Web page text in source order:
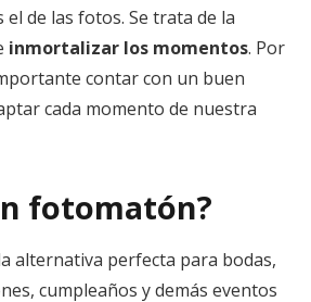
el de las fotos. Se trata de la
inmortalizar los momentos. Por
contar con un buen
cada momento de nuestra
fotomatón?
alternativa perfecta para bodas,
cumpleaños y demás eventos